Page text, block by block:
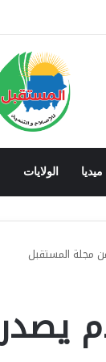
مشروع الحفاظ
ميديا الولايات
مجلة المستقبل